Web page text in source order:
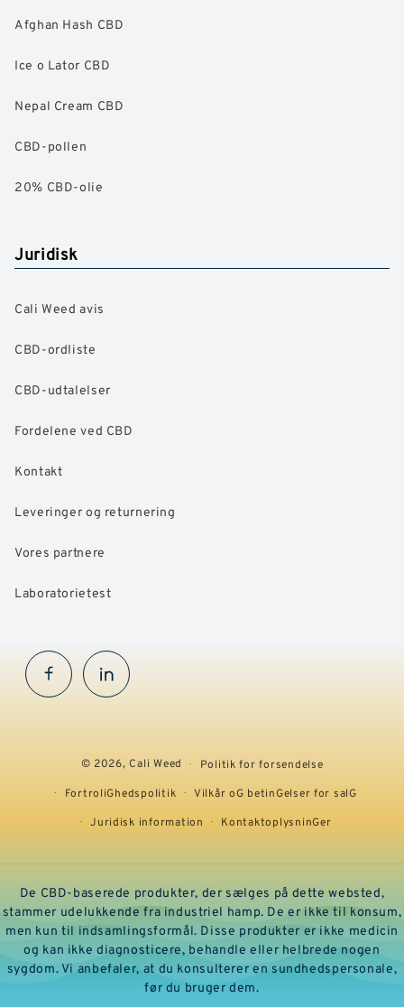
Afghan Hash CBD
Ice o Lator CBD
Nepal Cream CBD
CBD-pollen
20% CBD-olie
Juridisk
Cali Weed avis
CBD-ordliste
CBD-udtalelser
Fordelene ved CBD
Kontakt
Leveringer og returnering
Vores partnere
Laboratorietest
FacebookInstaGram
© 2026,Cali Weed
Politik for forsendelse
FortroliGhedspolitik
Vilkår oG betinGelser for salG
Juridisk information
KontaktoplysninGer
De CBD-baserede produkter, der sælges på dette websted,
stammer udelukkende fra industriel hamp. De er ikke til konsum,
men kun til indsamlingsformål. Disse produkter er ikke medicin
og kan ikke diagnosticere, behandle eller helbrede nogen
sygdom. Vi anbefaler, at du konsulterer en sundhedspersonale,
før du bruger dem.